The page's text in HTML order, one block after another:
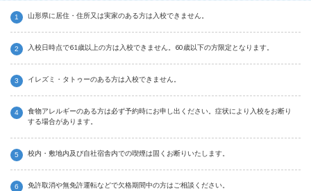
山形県に居住・住所又は実家のある方は入校できません。
入校日時点で61歳以上の方は入校できません。60歳以下の方限定となります。
イレズミ・タトゥーのある方は入校できません。
食物アレルギーのある方は必ず予約時にお申し出ください。症状により入校をお断り
する場合があります。
校内・敷地内及び自社宿舎内での喫煙は固くお断りいたします。
免許取消や無免許運転などで欠格期間中の方はご相談ください。